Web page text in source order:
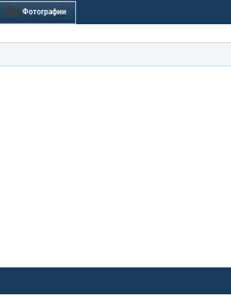
Фотографии